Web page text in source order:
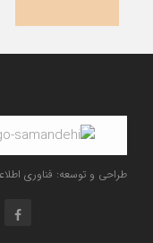
طراحی و توسعه: فناوری